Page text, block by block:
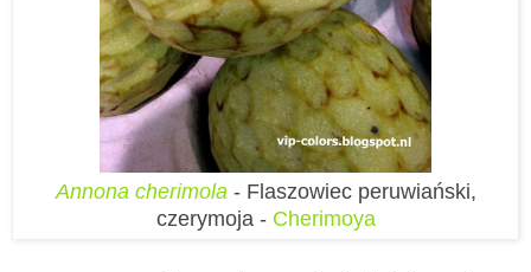
Annona cherimola - Flaszowiec peruwiański,
czerymoja - Cherimoya